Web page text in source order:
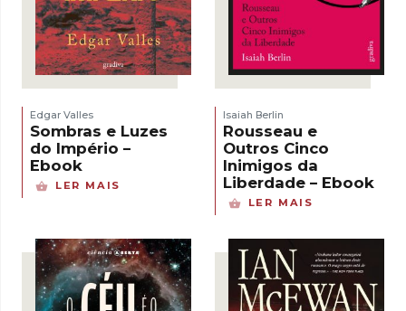
Edgar Valles
Sombras e Luzes
do Império –
Ebook
LER MAIS
Isaiah Berlin
Rousseau e
Outros Cinco
Inimigos da
Liberdade – Ebook
LER MAIS